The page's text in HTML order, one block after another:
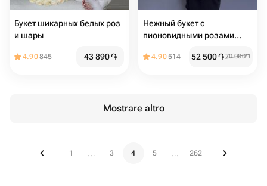
Букет шикарных белых роз
и шары
4.90845 43 890֏
Нежный букет с
пионовидными розами
4.90514 52 500֏70 000֏
Mostrare altro
1 ... 3 4 5 ... 262